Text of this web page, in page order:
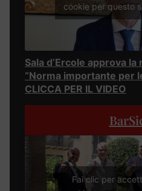
cookie per questo
Sala d’Ercole approva
“Norma importante per
CLICCA PER IL VIDEO
Fai clic per